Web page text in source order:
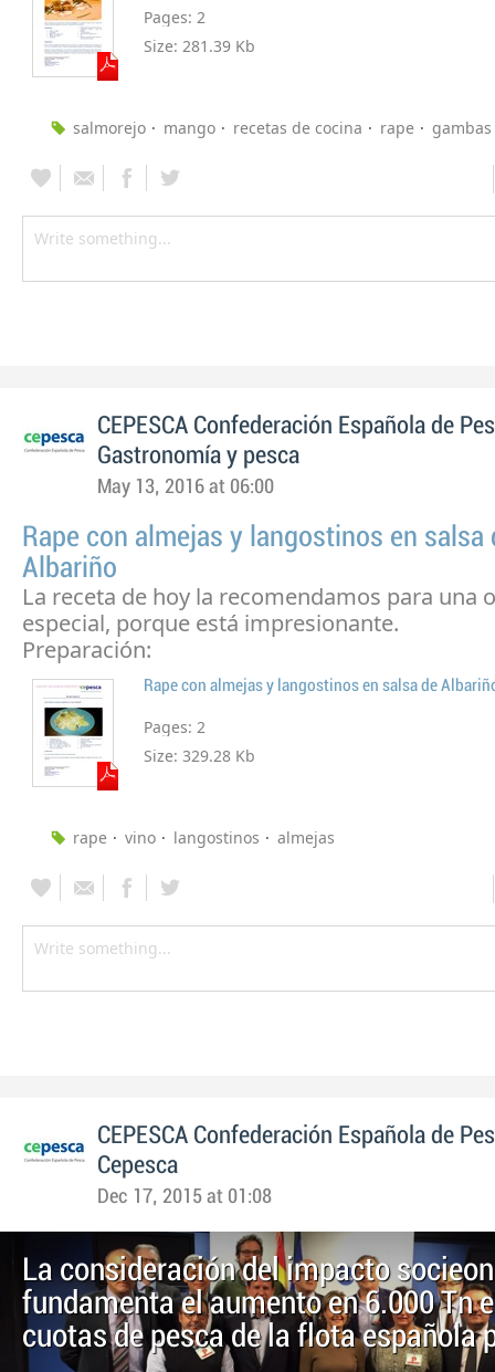
Pages: 2
Size: 281.39 Kb
salmorejo mango recetas de cocina rape gambas
CEPESCA Confederación Española de
Gastronomía y pesca
May 13, 2016 at 06:00
Rape con almejas y langostinos en salsa
Albariño
La receta de hoy la recomendamos para una
especial, porque está impresionante.
Preparación:
Rape con almejas y langostinos en salsa de
Pages: 2
Size: 329.28 Kb
rape vino langostinos almejas
CEPESCA Confederación Española de
Cepesca
Dec 17, 2015 at 01:08
La consideración del impacto
fundamenta el aumento en 6.000 Tn
cuotas de pesca de la flota española